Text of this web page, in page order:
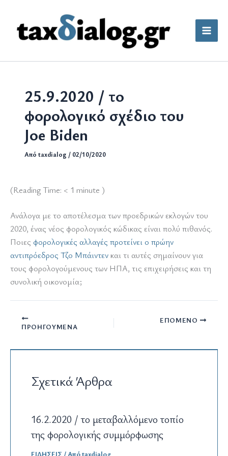
περιεχόμενο
25.9.2020 / το
φορολογικό σχέδιο του
Joe Biden
Από taxdialog / 02/10/2020
(Reading Time: < 1 minute )
Ανάλογα με το αποτέλεσμα των προεδρικών εκλογών του
2020, ένας νέος φορολογικός κώδικας είναι πολύ πιθανός.
Ποιες φορολογικές αλλαγές προτείνει ο πρώην
αντιπρόεδρος Τζο Μπάιντεν και τι αυτές σημαίνουν για
τους φορολογούμενους των ΗΠΑ, τις επιχειρήσεις και τη
συνολική οικονομία;
ΠΡΟΗΓΟΎΜΕΝΑ
ΕΠΌΜΕΝΟ
Σχετικά Άρθρα
16.2.2020 / το μεταβαλλόμενο τοπίο
της φορολογικής συμμόρφωσης
ΕΙΔΗΣΕΙΣ / Απόtaxdialog